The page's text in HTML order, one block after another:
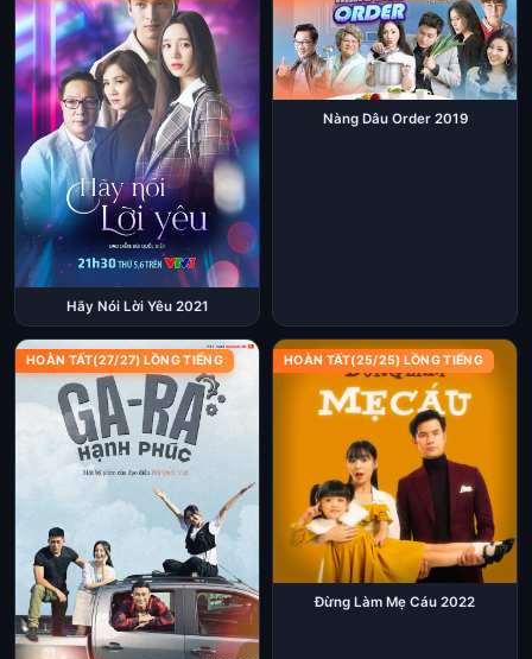
Hãy Nói Lời Yêu 2021
Nàng Dâu Order 2019
HOÀN TẤT(27/27) LỒNG TIẾNG HOÀN TẤT(25/25) LỒNG TIẾNG
Đừng Làm Mẹ Cáu 2022